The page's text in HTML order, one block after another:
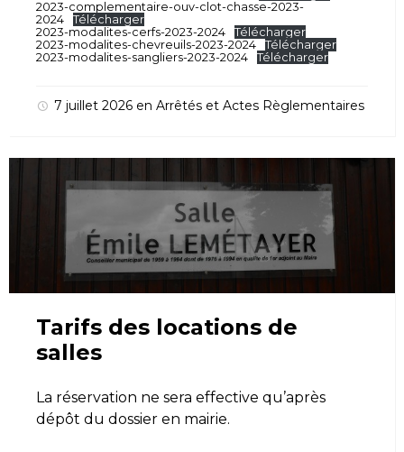
2023-complementaire-ouv-clot-chasse-2023-
2024
Télécharger
2023-modalites-cerfs-2023-2024
Télécharger
2023-modalites-chevreuils-2023-2024
Télécharger
2023-modalites-sangliers-2023-2024
Télécharger
7 juillet 2026 en Arrêtés et Actes Règlementaires
Tarifs des locations de
salles
La réservation ne sera effective qu’après
dépôt du dossier en mairie.